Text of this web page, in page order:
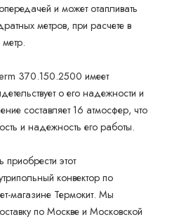
и может отапливать
метров, при расчете в
370.150.2500 имеет
о его надежности и
составляет 16 атмосфер, что
и надежность его работы.
приобрести этот
конвектор по
магазине Термокит. Мы
по Москве и Московской